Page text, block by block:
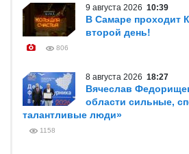
9 августа 2026 10:39
В Самаре проходит
второй день!
806
8 августа 2026 18:27
Вячеслав
области сильные,
талантливые люди»
1158